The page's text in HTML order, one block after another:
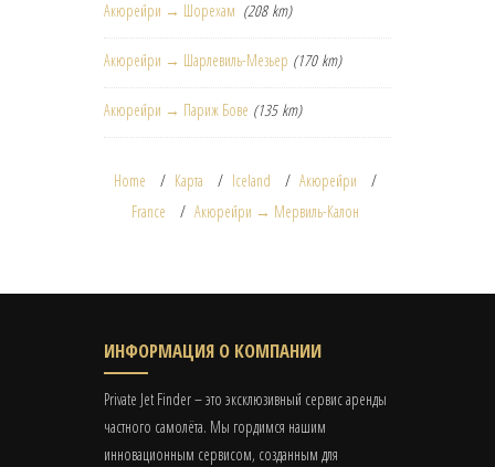
Акюрейри → Шорехам (208 km)
Акюрейри → Шарлевиль-Мезьер (170 km)
Акюрейри → Париж Бове (135 km)
Home Карта Iceland
Акюрейри
France
Акюрейри → Мервиль-Калон
ИНФОРМАЦИЯ О КОМПАНИИ
Private Jet Finder – это эксклюзивный сервис аренды
частного самолёта. Мы гордимся нашим
инновационным сервисом, созданным для